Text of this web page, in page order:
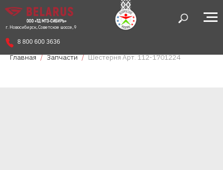
г. Новосибирск, Советское шоссе, 9
8 800 600 3636
Главная Запчасти Шестерня Арт. 112-1701224